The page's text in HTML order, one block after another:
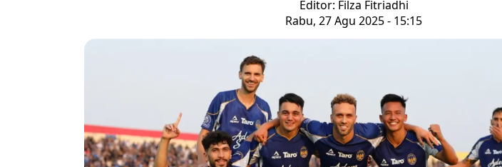
Editor: Filza Fitriadhi
Rabu, 27 Agu 2025 - 15:15